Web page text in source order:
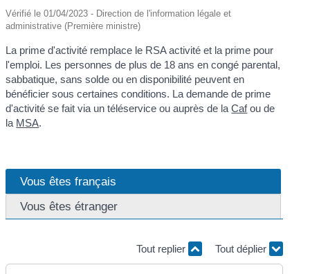
Vérifié le 01/04/2023 - Direction de l'information légale et
administrative (Première ministre)
La prime d'activité remplace le RSA activité et la prime pour
l'emploi. Les personnes de plus de 18 ans en congé parental,
sabbatique, sans solde ou en disponibilité peuvent en
bénéficier sous certaines conditions. La demande de prime
d'activité se fait via un téléservice ou auprès de laCafou de
la MSA.
Vous êtes français
Vous êtes étranger
Tout replier Tout déplier